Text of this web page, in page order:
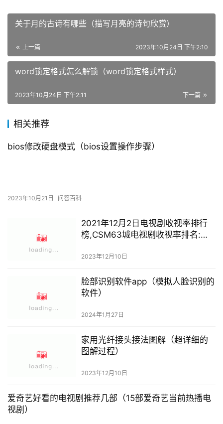
关于月的古诗有哪些（描写月亮的诗句欣赏）
上一篇 2023年10月24日 下午2:10
word锁定格式怎么解锁（word锁定格式样式）
下一篇
2023年10月24日 下午2:11
相关推荐
bios修改硬盘模式（bios设置操作步骤）
2023年10月21日 问答百科
2021年12月2日电视剧收视率排行
榜,CSM63城电视剧收视率排名:半
暖时光、不惑之旅、两个人的世
界、斛珠夫人、陪你逐风飞翔
2023年12月10日
脸部识别软件app（模拟人脸识别的
软件）
2024年1月27日
家用光纤接头接法图解（超详细的
图解过程）
2023年12月10日
爱奇艺好看的电视剧推荐几部（15部爱奇艺当前热播电
视剧）